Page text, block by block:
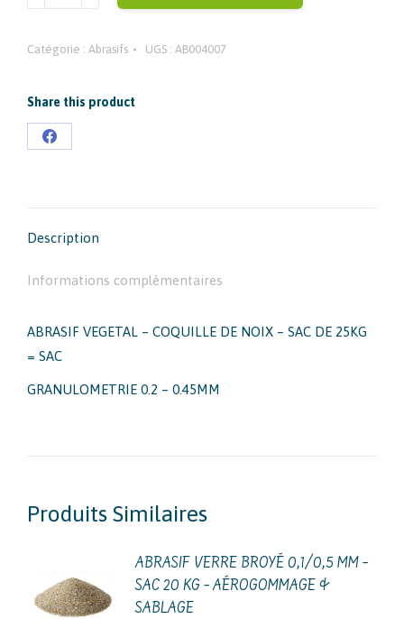
VEGETAL
DE
25KG
=
Catégorie : Abrasifs UGS : AB004007
Share this product
Partager
Description
Informations complémentaires
ABRASIF VEGETAL – COQUILLE DE NOIX – SAC DE 25KG
= SAC
GRANULOMETRIE 0.2 – 0.45MM
Produits Similaires
ABRASIF VERRE BROYÉ 0,1/0,5 MM –
SAC 20 KG – AÉROGOMMAGE &
SABLAGE